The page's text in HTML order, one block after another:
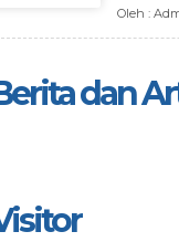
Oleh :
dan